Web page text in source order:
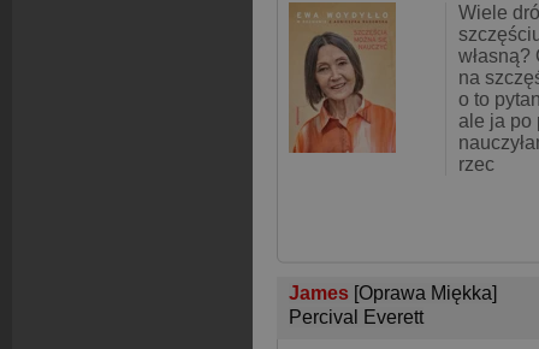
Wiele
własną?
na
o to
ale ja po
rzec
James [Oprawa Miękka]
Percival Everett